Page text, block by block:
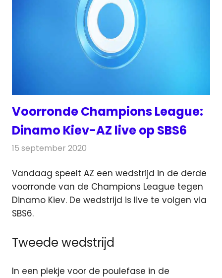
Voorronde Champions League:
Dinamo Kiev-AZ live op SBS6
15 september 2020
Vandaag speelt AZ een wedstrijd in de derde
voorronde van de Champions League tegen
Dinamo Kiev. De wedstrijd is live te volgen via
SBS6.
Tweede wedstrijd
In een plekje voor de poulefase in de